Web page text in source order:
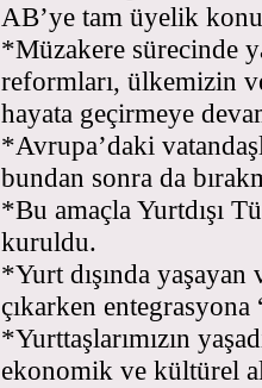
AB’ye tam üyelik
*Müzakere sürecinde
reformları, ülkemizin
hayata geçirmeye
*Avrupa’daki
bundan sonra da
*Bu amaçla Yurtdışı
kuruldu.
*Yurt dışında yaşayan
çıkarken
*Yurttaşlarımızın
ekonomik ve kültürel